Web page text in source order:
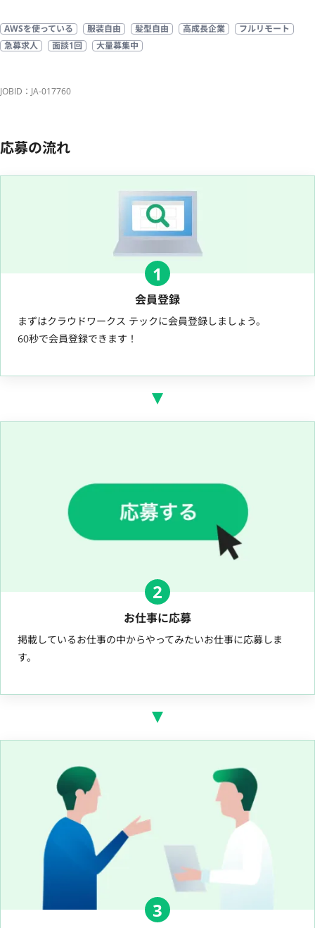
AWSを使っている 服装自由 髪型自由 高成長企業
フルリモート
急募求人
面談1回 大量募集中
JOBID：JA-017760
応募の流れ
1
会員登録
まずはクラウドワークス テックに会員登録しましょう。
60秒で会員登録できます！
2
お仕事に応募
掲載しているお仕事の中からやってみたいお仕事に応募しま
す。
3